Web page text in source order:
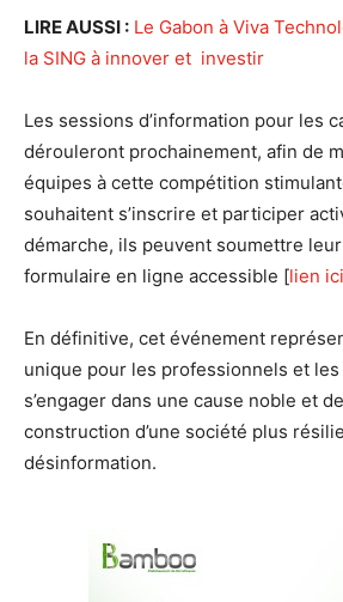
LIRE AUSSI : Le Gabon à Viva
la SING à innover et investir
Les sessions d’information pour les
dérouleront prochainement, afin de
équipes à cette compétition
souhaitent s’inscrire et participer
démarche, ils peuvent soumettre
formulaire en ligne accessible [lien ici
En définitive, cet événement
unique pour les professionnels et
s’engager dans une cause noble et
construction d’une société plus
désinformation.